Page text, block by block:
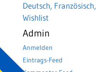
Deutsch,
Wishlist
Admin
Anmelden
Eintrags-Feed